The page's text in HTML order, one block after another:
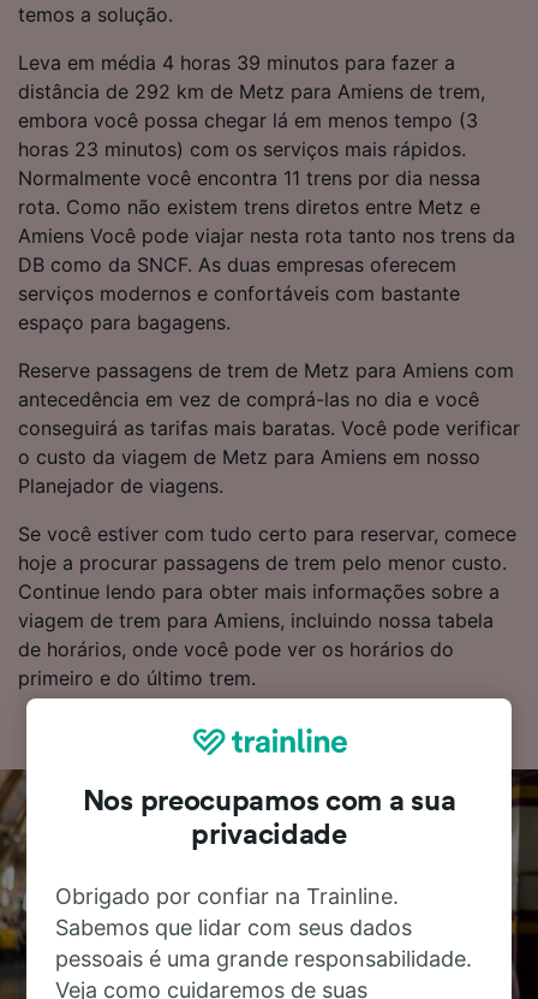
temos a solução.
Leva em média 4 horas 39 minutos para fazer a
distância de 292 km de Metz para Amiens de trem,
embora você possa chegar lá em menos tempo (3
horas 23 minutos) com os serviços mais rápidos.
Normalmente você encontra 11 trens por dia nessa
rota. Como não existem trens diretos entre Metz e
Amiens Você pode viajar nesta rota tanto nos trens da
DB como da SNCF. As duas empresas oferecem
serviços modernos e confortáveis com bastante
espaço para bagagens.
Reserve passagens de trem de Metz para Amiens com
antecedência em vez de comprá-las no dia e você
conseguirá as tarifas mais baratas. Você pode verificar
o custo da viagem de Metz para Amiens em nosso
Planejador de viagens.
Se você estiver com tudo certo para reservar, comece
hoje a procurar passagens de trem pelo menor custo.
Continue lendo para obter mais informações sobre a
viagem de trem para Amiens, incluindo nossa tabela
de horários, onde você pode ver os horários do
primeiro e do último trem.
Nos preocupamos com a sua
privacidade
Obrigado por confiar na Trainline.
Sabemos que lidar com seus dados
pessoais é uma grande responsabilidade.
Veja como cuidaremos de suas